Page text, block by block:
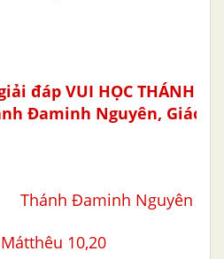
đáp VUI HỌC THÁNH
Ðaminh Nguyên, Giáo
Thánh Ðaminh Nguyên
10,20